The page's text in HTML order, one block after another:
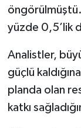
öngörülmüştü.
yüzde 0,5’lik
Analistler,
güçlü
planda olan
katkı